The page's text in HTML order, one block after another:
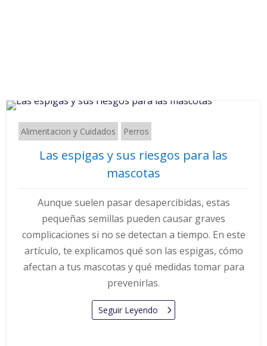
Alimentacion y Cuidados Perros
Las espigas y sus riesgos para las
mascotas
Aunque suelen pasar desapercibidas, estas
pequeñas semillas pueden causar graves
complicaciones si no se detectan a tiempo. En este
artículo, te explicamos qué son las espigas, cómo
afectan a tus mascotas y qué medidas tomar para
prevenirlas.
Seguir Leyendo